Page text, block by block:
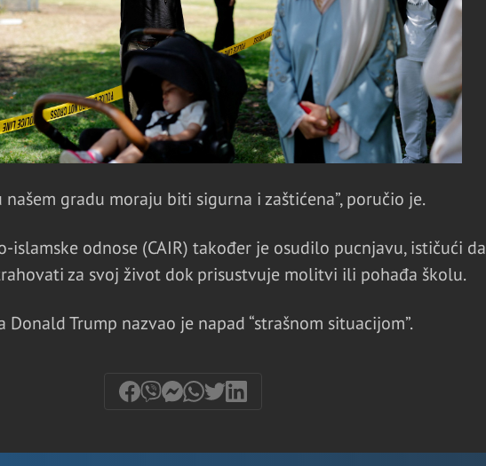
našem gradu moraju biti sigurna i zaštićena”, poručio je.
islamske odnose (CAIR) također je osudilo pucnjavu, ističući da
za svoj život dok prisustvuje molitvi ili pohađa školu.
Donald Trump nazvao je napad “strašnom situacijom”.